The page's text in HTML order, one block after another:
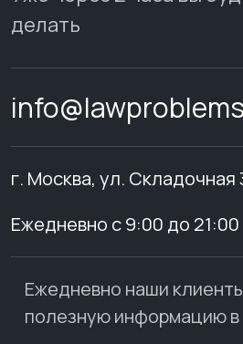
делать
г. Москва, ул. Складочная
Ежедневно с 9:00 до 21:00
Ежедневно наши
полезную информацию в